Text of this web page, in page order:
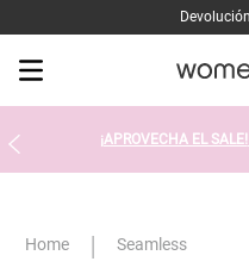
¡APROVECHA EL SALE!
Seamless